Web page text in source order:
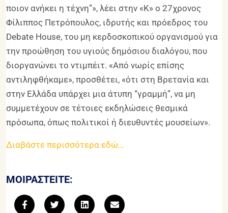
ποιον ανήκει η τέχνη”», λέει στην «Κ» ο 27χρονος
Φίλιππος Πετρόπουλος, ιδρυτής και πρόεδρος του
Debate House, του μη κερδοσκοπικού οργανισμού για
την προώθηση του υγιούς δημόσιου διαλόγου, που
διοργανώνει το ντιμπέιτ. «Από νωρίς επίσης
αντιληφθήκαμε», προσθέτει, «ότι στη Βρετανία και
στην Ελλάδα υπάρχει μια άτυπη “γραμμή”, να μη
συμμετέχουν σε τέτοιες εκδηλώσεις θεσμικά
πρόσωπα, όπως πολιτικοί ή διευθυντές μουσείων».
Διαβάστε περισσότερα εδώ...
ΜΟΙΡΑΣΤΕΊΤΕ: